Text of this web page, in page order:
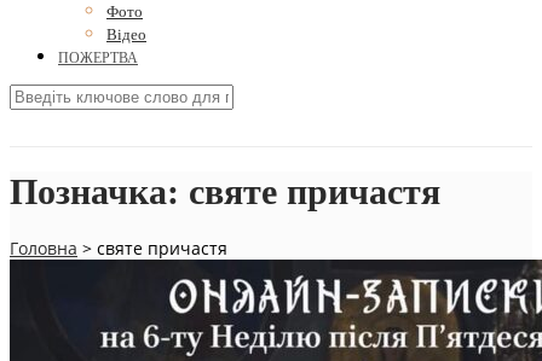
Фото
Відео
ПОЖЕРТВА
Позначка: святе причастя
Головна > святе причастя